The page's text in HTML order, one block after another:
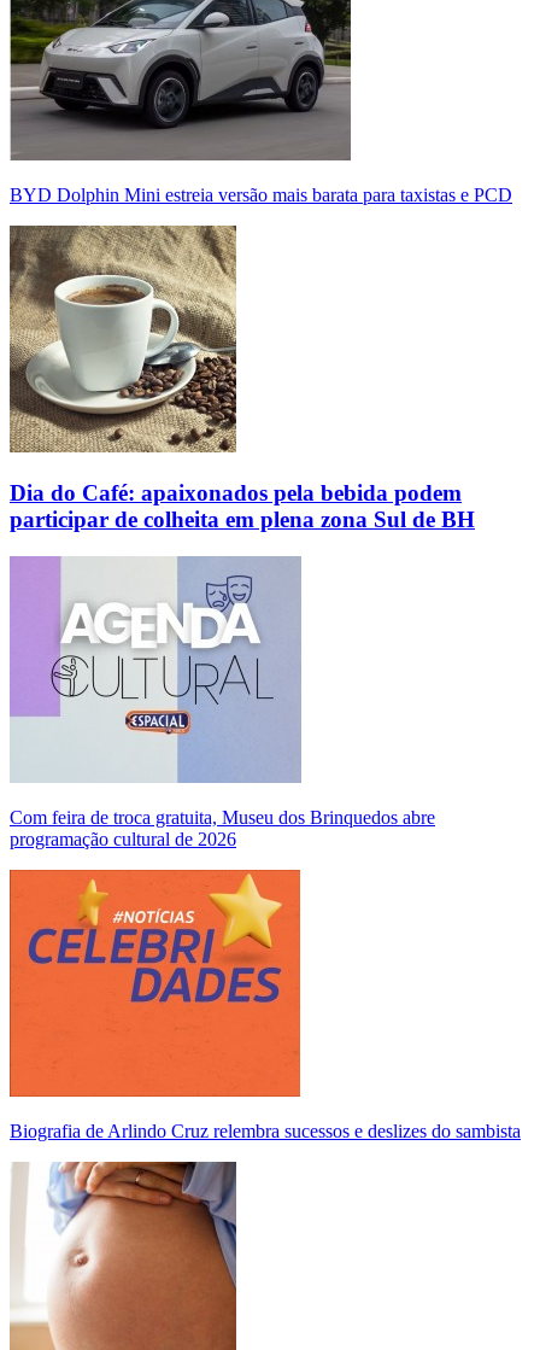
BYD Dolphin Mini estreia versão mais barata para taxistas e PCD
Dia do Café: apaixonados pela bebida podem
participar de colheita em plena zona Sul de BH
Com feira de troca gratuita, Museu dos Brinquedos abre
programação cultural de 2026
Biografia de Arlindo Cruz relembra sucessos e deslizes do sambista